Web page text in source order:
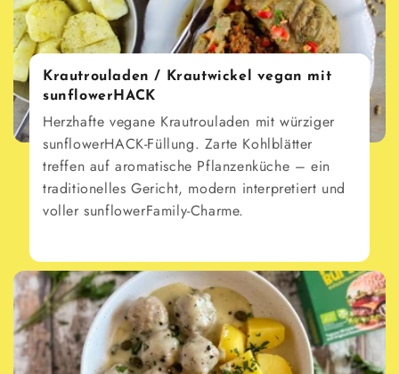
Krautrouladen / Krautwickel vegan mit
sunflowerHACK
Herzhafte vegane Krautrouladen mit würziger
sunflowerHACK-Füllung. Zarte Kohlblätter
treffen auf aromatische Pflanzenküche – ein
traditionelles Gericht, modern interpretiert und
voller sunflowerFamily-Charme.